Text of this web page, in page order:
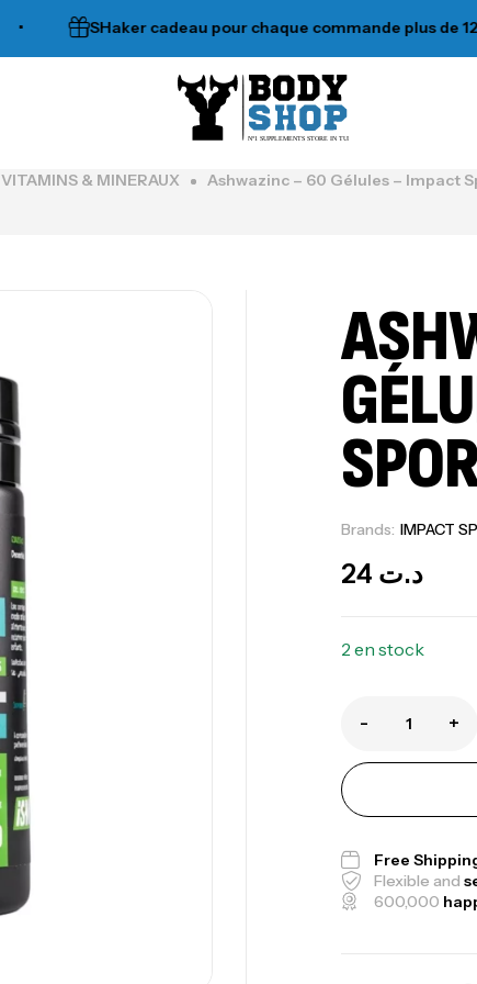
SHaker cadeau pour chaque commande plus de 120dt
N°1 SUPPLEMENTS STORE IN TUNISIA
VITAMINS & MINERAUX Ashwazinc – 60 Gélules – Impact
Brands: IMPACT
د.ت
2 en stock
- +
Free
Flexible and
600,000